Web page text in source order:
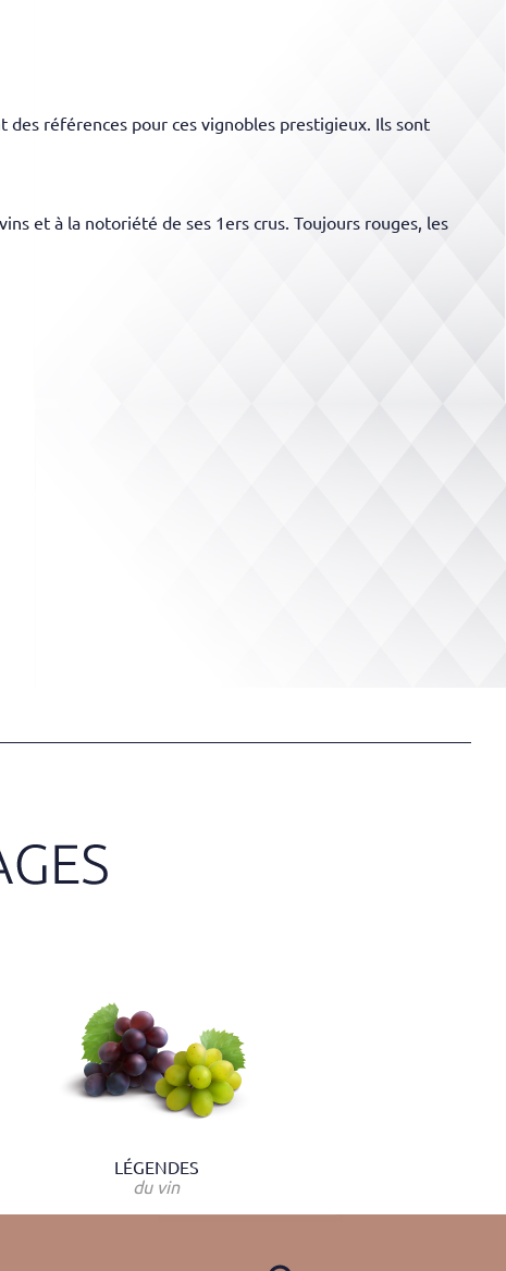
des références pour ces vignobles prestigieux. Ils sont
et à la notoriété de ses 1ers crus. Toujours rouges, les
LÉGENDES
du vin